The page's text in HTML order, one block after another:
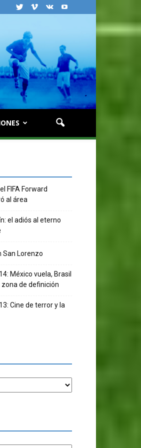
FIFA Forward
al área
el adiós al eterno
San Lorenzo
México vuela, Brasil
de definición
Cine de terror y la